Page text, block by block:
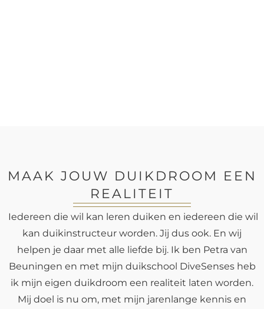
MAAK JOUW DUIKDROOM EEN
REALITEIT
Iedereen die wil kan leren duiken en iedereen die wil
kan duikinstructeur worden. Jij dus ook. En wij
helpen je daar met alle liefde bij. Ik ben Petra van
Beuningen en met mijn duikschool DiveSenses heb
ik mijn eigen duikdroom een realiteit laten worden.
Mij doel is nu om, met mijn jarenlange kennis en